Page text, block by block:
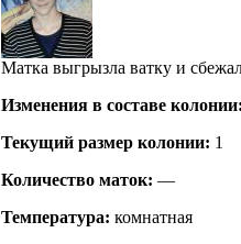
Матка выгрызла ватку и
Изменения в составе
Текущий размер кoлонии: 1
Количество маток: —
Температура: комнатная